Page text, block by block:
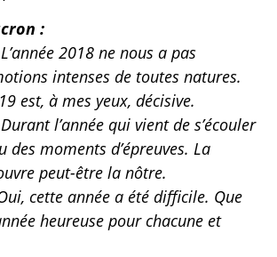
:
2018 ne nous a pas
intenses de toutes natures.
est, à mes yeux, décisive.
l’année qui vient de s’écouler
des moments d’épreuves. La
peut-être la nôtre.
cette année a été difficile. Que
heureuse pour chacune et